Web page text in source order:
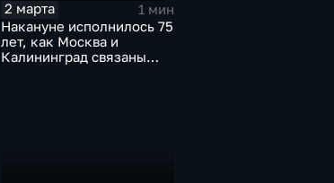
2 марта
1 мин
Накануне исполнилось 75
лет, как Москва и
Калининград связаны